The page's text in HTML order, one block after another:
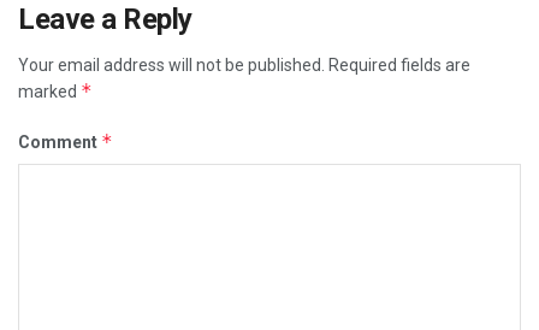
Leave a Reply
Your email address will not be published.
Required fields are
marked *
Comment *